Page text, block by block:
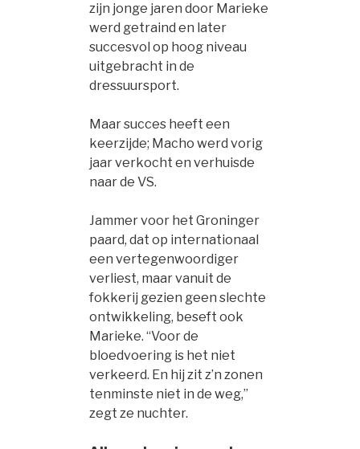
zijn jonge jaren door Marieke
werd getraind en later
succesvol op hoog niveau
uitgebracht in de
dressuursport.
Maar succes heeft een
keerzijde; Macho werd vorig
jaar verkocht en verhuisde
naar de VS.
Jammer voor het Groninger
paard, dat op internationaal
een vertegenwoordiger
verliest, maar vanuit de
fokkerij gezien geen slechte
ontwikkeling, beseft ook
Marieke. “Voor de
bloedvoering is het niet
verkeerd. En hij zit z’n zonen
tenminste niet in de weg,”
zegt ze nuchter.